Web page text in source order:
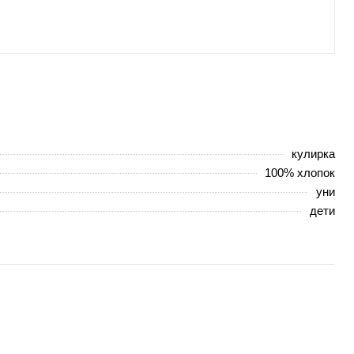
кулирка
100% хлопок
уни
дети